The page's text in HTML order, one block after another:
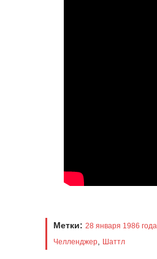
Метки: 28 января 1986 года
Челленджер Шаттл